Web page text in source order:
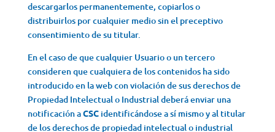
descargarlos permanentemente, copiarlos o
distribuirlos por cualquier medio sin el preceptivo
consentimiento de su titular.
En el caso de que cualquier Usuario o un tercero
consideren que cualquiera de los contenidos ha sido
introducido en la web con violación de sus derechos de
Propiedad Intelectual o Industrial deberá enviar una
notificación aCSCidentificándose a sí mismo y al titular
de los derechos de propiedad intelectual o industrial